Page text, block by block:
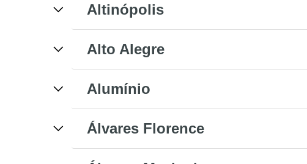
Altinópolis
Alto Alegre
Alumínio
Álvares Florence